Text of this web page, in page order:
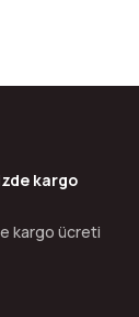
kargo
kargo ücreti